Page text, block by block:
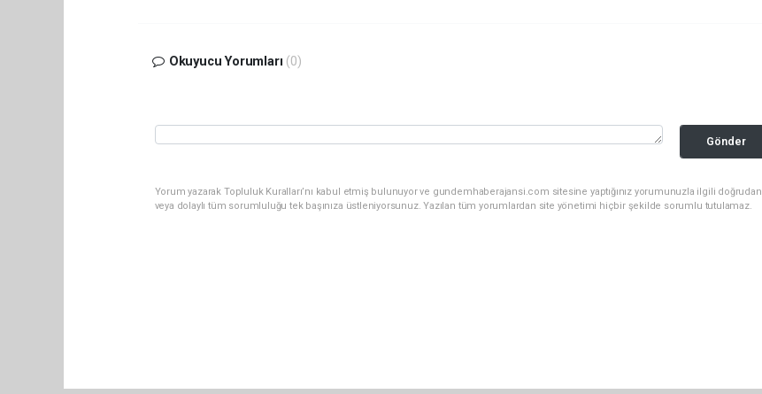
Okuyucu Yorumları (0)
Gönder
Yorum yazarak Topluluk Kuralları’nı kabul etmiş bulunuyor ve gundemhaberajansi.com sitesine yaptığınız yorumunuzla ilgili doğrudan
veya dolaylı tüm sorumluluğu tek başınıza üstleniyorsunuz. Yazılan tüm yorumlardan site yönetimi hiçbir şekilde sorumlu tutulamaz.